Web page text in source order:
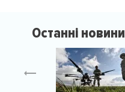
Останні новини